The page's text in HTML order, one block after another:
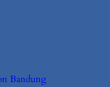
Bandung